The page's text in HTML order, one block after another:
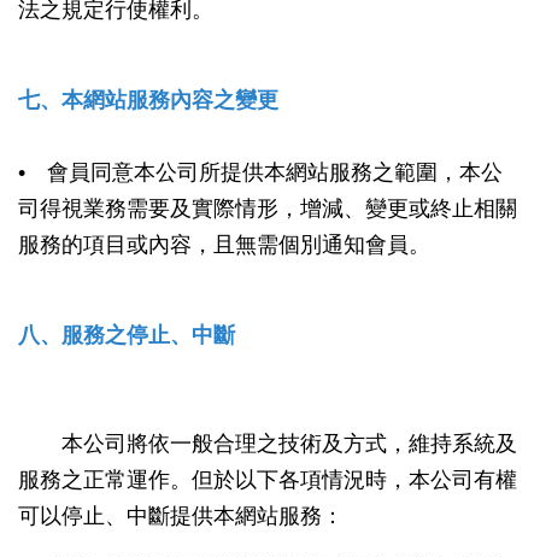
法之規定行使權利。
七、本網站服務內容之變更
• 會員同意本公司所提供本網站服務之範圍，本公
司得視業務需要及實際情形，增減、變更或終止相關
服務的項目或內容，且無需個別通知會員。
八、服務之停止、中斷
本公司將依一般合理之技術及方式，維持系統及
服務之正常運作。但於以下各項情況時，本公司有權
可以停止、中斷提供本網站服務：